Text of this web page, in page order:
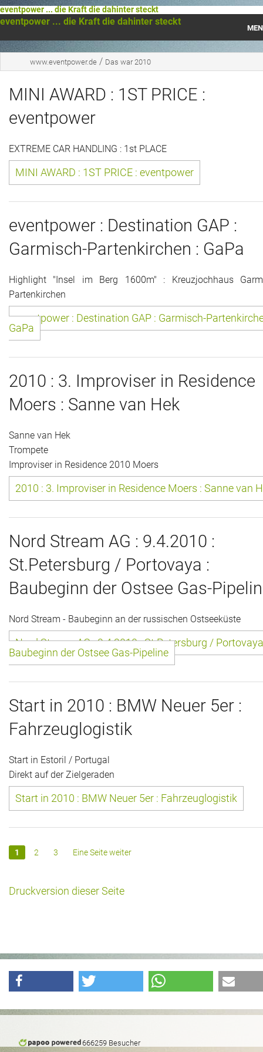
eventpower ... die Kraft die dahinter steckt
eventpower ... die Kraft die dahinter steckt
Startseite
Das war 2021
Das war 2019
Das war 2017
Das war 2016
Das war 2015
Das war 2013
Das war 2012
Das war 2011
Das war 2010
Das war 2009
eventpower World
Services + Locations
Historie + Gegenwart
Presse + Medien
Peter's "on-the-road" Tipps
Sprüche
www.eventpower.de / Das war 2010
MINI AWARD : 1ST PRICE :
eventpower
EXTREME CAR HANDLING : 1st PLACE
MINI AWARD : 1ST PRICE : eventpower
eventpower : Destination GAP :
Garmisch-Partenkirchen : GaPa
Highlight "Insel im Berg 1600m" : Kreuzjochhaus
Partenkirchen
eventpower : Destination GAP : Garmisch-
GaPa
2010 : 3. Improviser in Residence
Moers : Sanne van Hek
Sanne van Hek
Trompete
Improviser in Residence 2010 Moers
2010 : 3. Improviser in Residence Moers : Sanne van
Nord Stream AG : 9.4.2010 :
St.Petersburg / Portovaya :
Baubeginn der Ostsee Gas-
Nord Stream - Baubeginn an der russischen Ostseeküste
Nord Stream AG : 9.4.2010 : St.Petersburg /
Baubeginn der Ostsee Gas-Pipeline
Start in 2010 : BMW Neuer 5er :
Fahrzeuglogistik
Start in Estoril / Portugal
Direkt auf der Zielgeraden
Start in 2010 : BMW Neuer 5er : Fahrzeuglogistik
1 2 3 Eine Seite weiter
Druckversion dieser Seite
666259 Besucher